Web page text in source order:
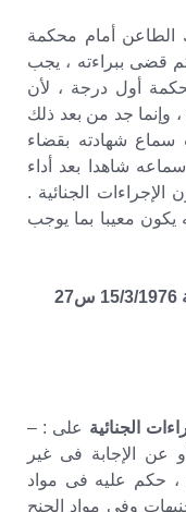
أمام محكمة
ثم قضى ببراءته ، يجب
أول درجة ، لأن
وإنما جد من بعد ذلك
سماع شهادته بقضاء
شاهدا بعد أداء
المادة 283 من قانون الإجراءات الجنائية .
معيبا بما يوجب
(الطعن رقم 1931 لسنة 45ق جلسة 15/3/1976 س27
على : –
عن الإجابة فى غير
، حكم عليه فى مواد
وفى مواد الجنح